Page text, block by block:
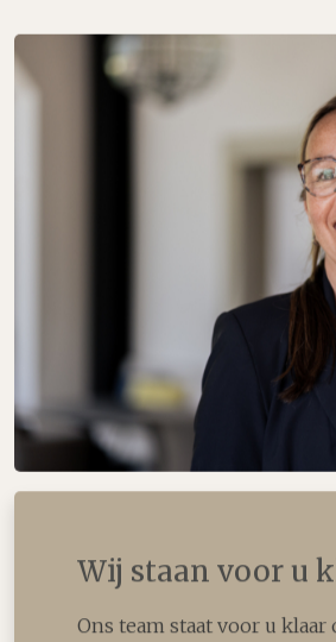
Wij staan voor u
Ons team staat voor u klaar